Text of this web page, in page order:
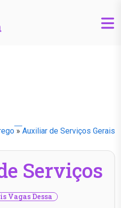
» Auxiliar de Serviços Gerais
Serviços
Vagas Dessa